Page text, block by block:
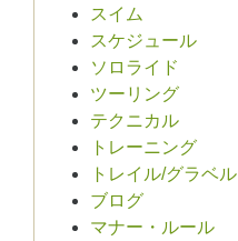
スイム
スケジュール
ソロライド
ツーリング
テクニカル
トレーニング
トレイル/グラベル
ブログ
マナー・ルール